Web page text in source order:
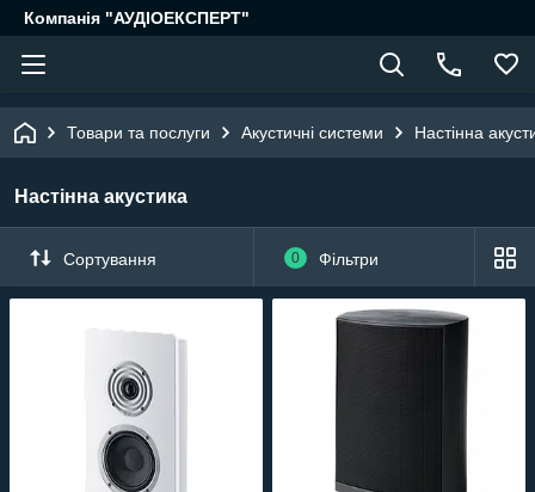
Компанія "АУДІОЕКСПЕРТ"
Товари та послуги Акустичні системи Настінна
Настінна акустика
Сортування 0 Фільтри